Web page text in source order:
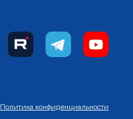
Политика конфиденциальности